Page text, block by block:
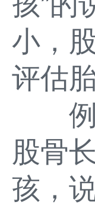
小，
评估
例
股骨
孩，